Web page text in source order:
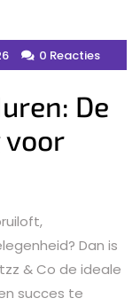
0 Reacties
De
voor
Dan is
& Co de ideale
succes te